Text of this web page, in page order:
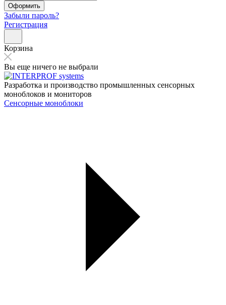
Оформить
Забыли пароль?
Регистрация
Корзина
Вы еще ничего не выбрали
Разработка и производство промышленных сенсорных
моноблоков и мониторов
Сенсорные моноблоки